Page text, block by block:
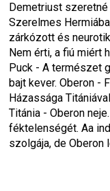
Demetriust szeretné
Szerelmes
zárkózott és
Nem érti, a fiú miért
Puck - A természet
bajt kever. Oberon -
Házassága
Titánia - Oberon
féktelenségét. Aa
szolgája, de Oberon